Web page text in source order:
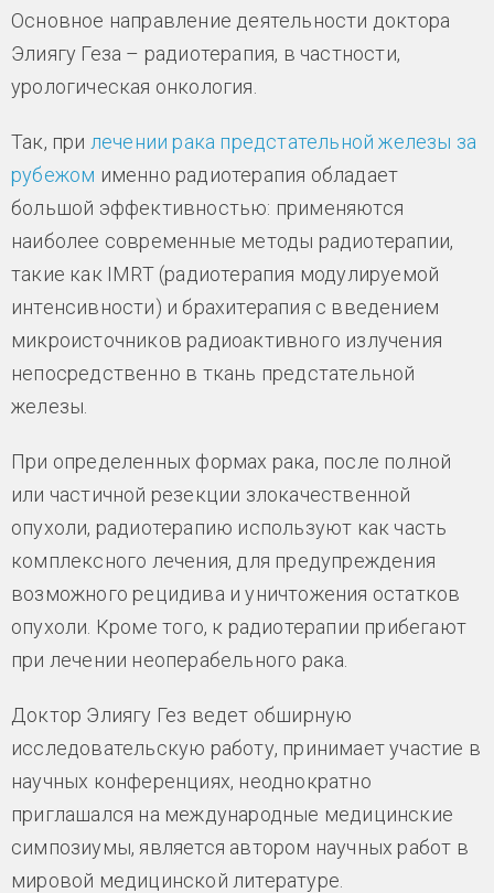
Основное направление деятельности доктора
Элиягу Геза – радиотерапия, в частности,
урологическая онкология.
Так, при лечении рака предстательной железы за
рубежом именно радиотерапия обладает
большой эффективностью: применяются
наиболее современные методы радиотерапии,
такие как IMRT (радиотерапия модулируемой
интенсивности) и брахитерапия с введением
микроисточников радиоактивного излучения
непосредственно в ткань предстательной
железы.
При определенных формах рака, после полной
или частичной резекции злокачественной
опухоли, радиотерапию используют как часть
комплексного лечения, для предупреждения
возможного рецидива и уничтожения остатков
опухоли. Кроме того, к радиотерапии прибегают
при лечении неоперабельного рака.
Доктор Элиягу Гез ведет обширную
исследовательскую работу, принимает участие в
научных конференциях, неоднократно
приглашался на международные медицинские
симпозиумы, является автором научных работ в
мировой медицинской литературе.